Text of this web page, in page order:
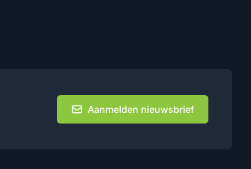
Aanmelden nieuwsbrief